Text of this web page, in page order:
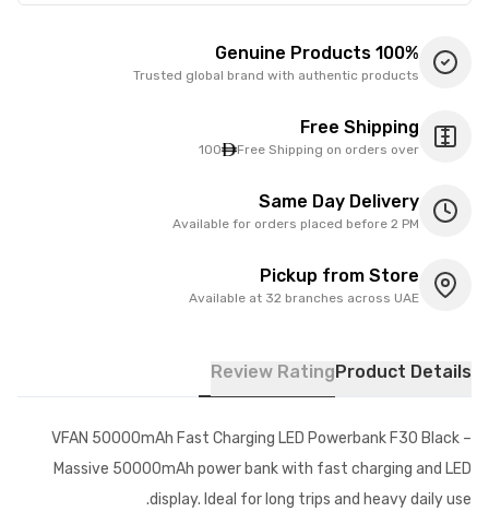
100% Genuine Products
Trusted global brand with authentic products
Free Shipping
Free Shipping on orders over
100
Same Day Delivery
Available for orders placed before 2 PM
Pickup from Store
Available at 32 branches across UAE
Product Details
Review Rating
VFAN 50000mAh Fast Charging LED Powerbank F30 Black –
Massive 50000mAh power bank with fast charging and LED
display. Ideal for long trips and heavy daily use.